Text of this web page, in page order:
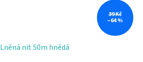
39 Kč
–64 %
Lněná nit 50m hnědá